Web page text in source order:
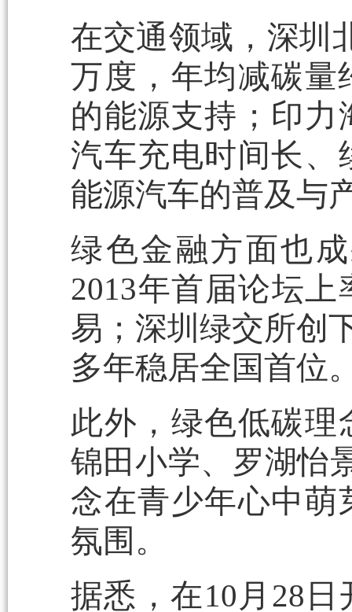
在交通领域，深圳
万度，年均减碳量
的能源支持；印
汽车充电时间长、
能源汽车的普及与
绿色金融方面也
2013年首届论坛
易；深圳绿交所创
多年稳居全国首位
此外，绿色低碳
锦田小学、罗湖怡
念在青少年心中萌
氛围。
据悉，在10月28